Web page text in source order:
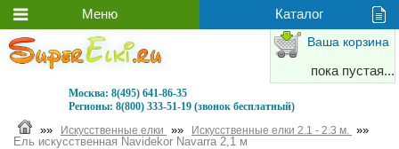
Москва: 8(495) 641-86-35
Регионы: 8(800) 333-51-19 (звонок бесплатный)
Ваша корзина
пока пустая...
»» Искусственные елки »» Искусственные елки 2.1 - 2.3 м. »»
Ель искусственная Navidekor Navarra 2,1 м